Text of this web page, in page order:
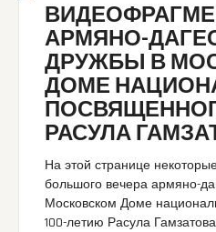
АРМЯНО-
ДРУЖБЫ В
ДОМЕ
РАСУЛА
На этой странице
большого вечера армяно-
Московском Доме
100-летию Расула